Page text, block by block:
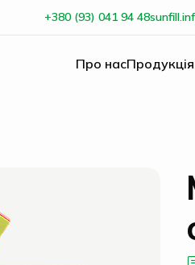
+380 (93) 041 94 48
Про насПродукція